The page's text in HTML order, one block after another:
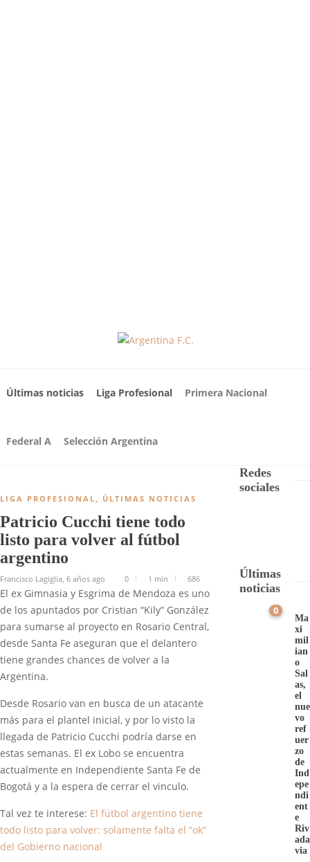
Últimas noticias Liga Profesional Primera Nacional
Federal A Selección Argentina
LIGA PROFESIONAL, ÚLTIMAS NOTICIAS
Patricio Cucchi tiene todo
listo para volver al fútbol
argentino
Francisco Lagiglia, 6 años ago 0 1 min 686
El ex Gimnasia y Esgrima de Mendoza es uno
de los apuntados por Cristian “Kily” González
para sumarse al proyecto en Rosario Central,
desde Santa Fe aseguran que el delantero
tiene grandes chances de volver a la
Argentina.
Desde Rosario van en busca de un atacante
más para el plantel inicial, y por lo visto la
llegada de Patricio Cucchi podría darse en
estas semanas. El ex Lobo se encuentra
actualmente en Independiente Santa Fe de
Bogotá y a la espera de cerrar el vinculo.
Tal vez te interese: El fútbol argentino tiene
todo listo para volver: solamente falta el “ok”
del Gobierno nacional
Redes
sociales
Últimas
noticias
0
Ma
xi
mil
ian
o
Sal
as,
el
nue
vo
ref
uer
zo
de
Ind
epe
ndi
ent
e
Riv
ada
via